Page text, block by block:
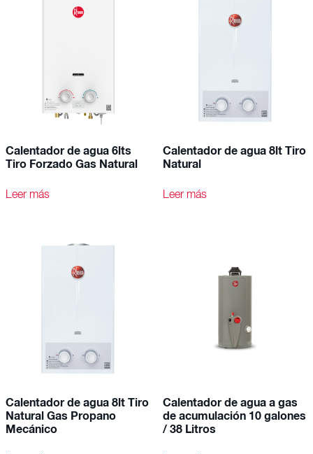
Calentador de agua 6lts
Tiro Forzado Gas Natural
Leer más
Calentador de agua 8lt Tiro
Natural
Leer más
Calentador de agua 8lt Tiro
Natural Gas Propano
Mecánico
Calentador de agua a gas
de acumulación 10 galones
/ 38 Litros